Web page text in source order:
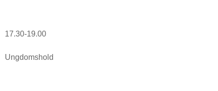
17.30-19.00
Ungdomshold